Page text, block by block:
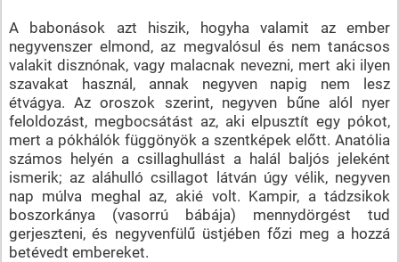
A babonások azt hiszik, hogyha valamit az ember
negyvenszer elmond, az megvalósul és nem tanácsos
valakit disznónak, vagy malacnak nevezni, mert aki ilyen
szavakat használ, annak negyven napig nem lesz
étvágya. Az oroszok szerint, negyven bűne alól nyer
feloldozást, megbocsátást az, aki elpusztít egy pókot,
mert a pókhálók függönyök a szentképek előtt. Anatólia
számos helyén a csillaghullást a halál baljós jeleként
ismerik; az aláhulló csillagot látván úgy vélik, negyven
nap múlva meghal az, akié volt. Kampir, a tádzsikok
boszorkánya (vasorrú bábája) mennydörgést tud
gerjeszteni, és negyvenfülű üstjében főzi meg a hozzá
betévedt embereket.